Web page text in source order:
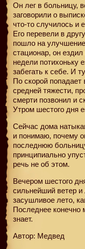
Он лег в больницу,
заговорили о
что-то случилось и
Его перевели в
пошло на
стационар, он
недели потихоньку
забегать к себе. И
По скорой
средней тяжести,
смерти позвонил и
Утром шестого дня
Сейчас дома
и понимаю, почему
последнюю
принципиально
речь не об этом.
Вечером шестого
сильнейший ветер
засушливое лето,
Последнее конечно
знает.
Автор: Медвед